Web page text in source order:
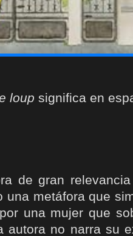
loup significa en
de gran
una metáfora que
una mujer que
autora no narra su